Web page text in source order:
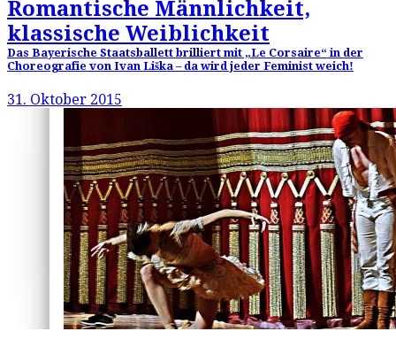
Romantische Männlichkeit,
klassische Weiblichkeit
Das Bayerische Staatsballett brilliert mit „Le Corsaire“ in der
Choreografie von Ivan Liška – da wird jeder Feminist weich!
31. Oktober 2015